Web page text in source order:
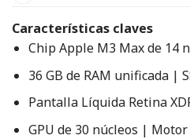
Características claves
Chip Apple M3 Max de 14
36 GB de RAM unificada |
Pantalla Líquida Retina
GPU de 30 núcleos |